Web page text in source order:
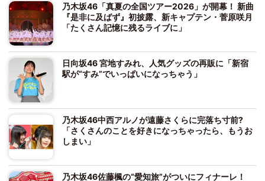
乃木坂46「真夏の全国ツアー2026」が開幕！ 新曲
『是非に及ばず』初披露、新キャプテン・菅原咲月
「たくさん記憶に残るライブに」
日向坂46 宮地すみれ、人気グッズの再販に「新宿
駅が“すみ”でいっぱいになっちゃう」
乃木坂46中西アルノが遠藤さくらに完落ち寸前?
「さくさんのことを好きになっちゃったら、もうお
しまい」
乃木坂46佐藤楓の“愛知旅”がついにフィナーレ！